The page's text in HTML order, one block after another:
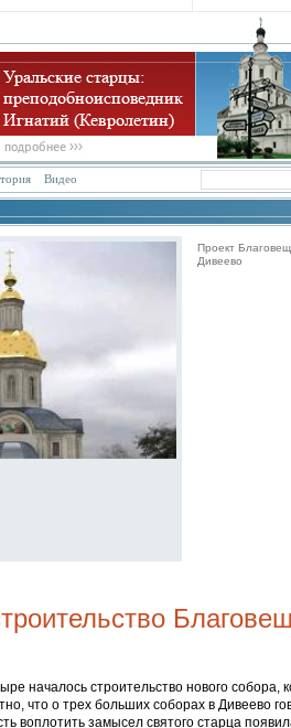
Видео
Проект
Дивеево
началось строительство нового собора,
что о трех больших соборах в Дивеево
замысел святого старца